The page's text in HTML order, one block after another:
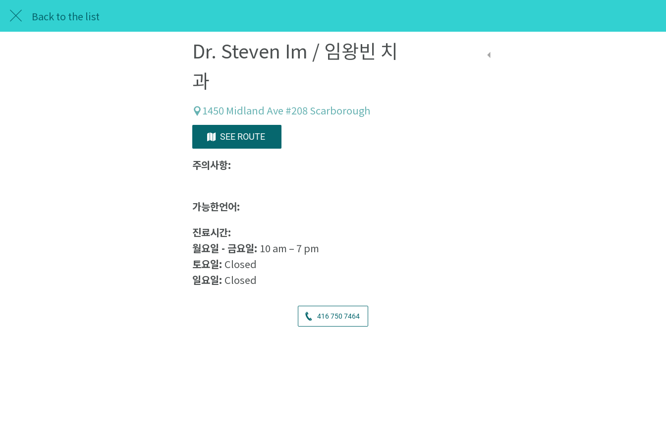
Back to the list
Dr. Steven Im / 임왕빈 치
과
1450 Midland Ave #208 Scarborough
SEE ROUTE
주의사항:
가능한언어:
진료시간:
월요일 - 금요일: 10 am – 7 pm
토요일: Closed
일요일: Closed
416 750 7464